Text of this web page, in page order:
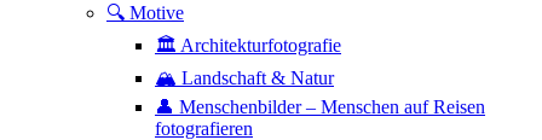
🔍 Motive
🏛 Architekturfotografie
🏔 Landschaft & Natur
👤 Menschenbilder – Menschen auf Reisen
fotografieren